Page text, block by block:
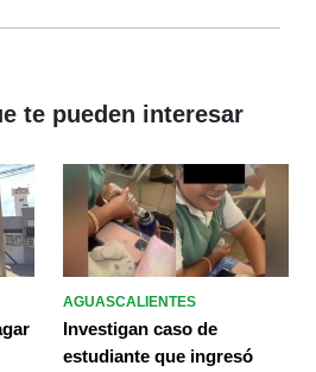
te pueden interesar
AGUASCALIENTES
Investigan caso de
estudiante que ingresó